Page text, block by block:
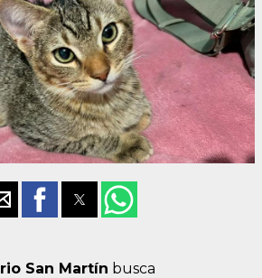
San Martín busca